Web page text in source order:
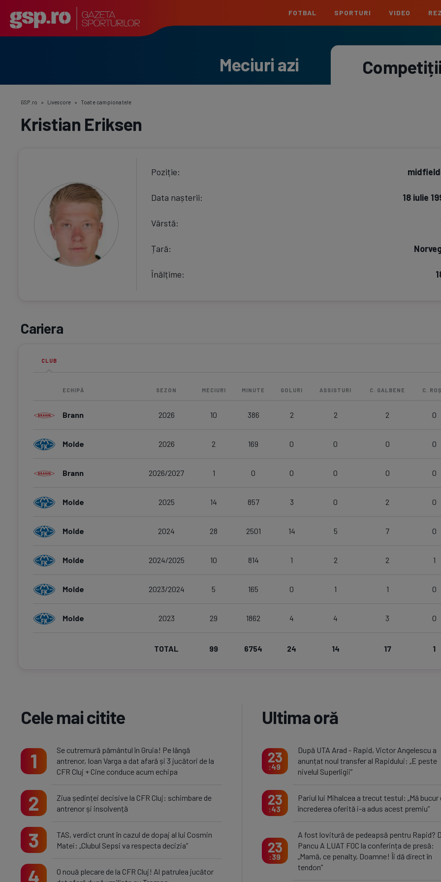
FOTBAL
Clasament
Liga 2
Echipe
SPORTURI VIDEO
Meciuri azi Competiții
GSP.ro » Livescore » Toate campionatele
Kristian Eriksen
Poziție
Data nașterii 18 iulie
Vârstă
Țară
Înălțime
Cariera
CLUB
ECHIPĂ SEZON MECIURI MINUTE GOLURI ASSISTURI C. GALBENE C.
Brann 2026 10 386 2 2 2 0
Molde 2026 2 169 0 0 0 0
Brann 2026/2027 1 0 0 0 0 0
Molde 2025 14 857 3 0 2 0
Molde 2024 28 2501 14 5 7 0
Molde 2024/2025 10 814 1 2 2 1
Molde 2023/2024 5 165 0 1 1 0
Molde 2023 29 1862 4 4 3 0
TOTAL 99 6754 24 14 17 1
Cele mai citite
1
Se cutremură pământul în Gruia! Pe lângă
antrenor, Ioan Varga a dat afară și 3 jucători de la
CFR Cluj + Cine conduce acum echipa
2
Ziua ședinței decisive la CFR Cluj: schimbare de
antrenor și insolvență
3
TAS, verdict crunt în cazul de dopaj al lui Cosmin
Matei: „Clubul Sepsi va respecta decizia”
4
O nouă plecare de la CFR Cluj! Al patrulea jucător
Ultima oră
23
49
După UTA Arad - Rapid, Victor Angelescu a
anunțat noul transfer al Rapidului: „E peste
nivelul Superligii”
23
43
Pariul lui Mihalcea a trecut testul: „Mă bucur
încrederea oferită i-a adus acest premiu”
23
39
A fost lovitură de pedeapsă pentru Rapid?
Pancu A LUAT FOC la conferința de presă:
„Mamă, ce penalty, Doamne! Îi dă direct în
tendon”